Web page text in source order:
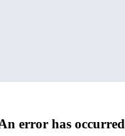
error has occurred